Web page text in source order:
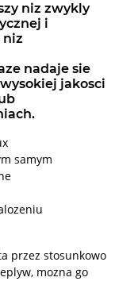
niz zwykly
i
niz
nadaje sie
jakosci
samym
przez stosunkowo
mozna go